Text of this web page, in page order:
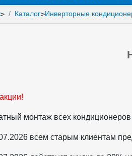
> Каталог>Инверторные
монтаж всех
всем старым клиентам